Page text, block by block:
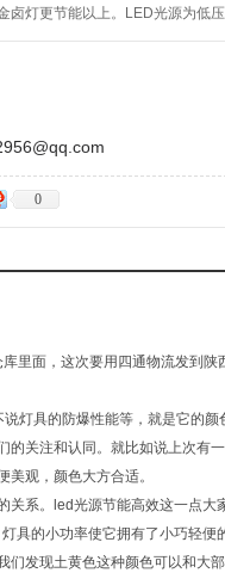
卤灯更节能以上。LED光源为低
光源一体化于灯具中。
源寿命长达5万小时以上，真正的
0
里面，这次要用四通物流发到陕
灯具的防爆性能等，就是它的颜
的关注和认同。就比如说上次有
观，颜色大方合适。
系。led光源节能高效这一点大
具的小功率使它拥有了小巧轻便
们发现土黄色这种颜色可以和大